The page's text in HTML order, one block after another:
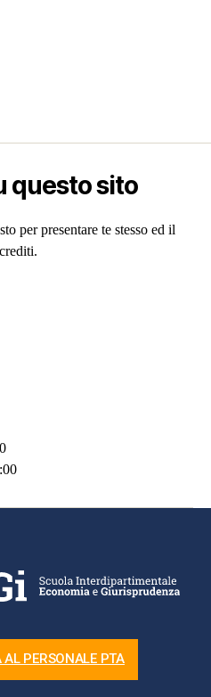
questo sito
per presentare te stesso ed il
AL PERSONALE PTA